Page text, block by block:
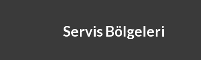
Servis Bölgeleri